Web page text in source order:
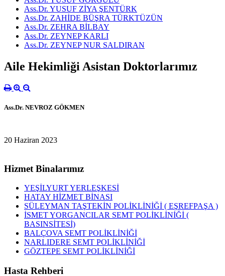
Ass.Dr. YUSUF ZİYA ŞENTÜRK
Ass.Dr. ZAHİDE BÜŞRA TÜRKTÜZÜN
Ass.Dr. ZEHRA BİLBAY
Ass.Dr. ZEYNEP KARLI
Ass.Dr. ZEYNEP NUR SALDIRAN
Aile Hekimliği Asistan Doktorlarımız
Ass.Dr. NEVROZ GÖKMEN
20 Haziran 2023
Hizmet Binalarımız
YEŞİLYURT YERLEŞKESİ
HATAY HİZMET BİNASI
SÜLEYMAN TAŞTEKİN POLİKLİNİĞİ ( EŞREFPAŞA )
İSMET YORGANCILAR SEMT POLİKLİNİĞİ (
BASINSİTESİ)
BALÇOVA SEMT POLİKLİNİĞİ
NARLIDERE SEMT POLİKLİNİĞİ
GÖZTEPE SEMT POLİKLİNİĞİ
Hasta Rehberi